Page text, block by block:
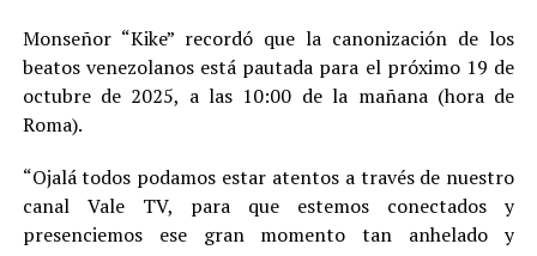
Monseñor “Kike” recordó que la canonización de los
beatos venezolanos está pautada para el próximo 19 de
octubre de 2025, a las 10:00 de la mañana (hora de
Roma).
“Ojalá todos podamos estar atentos a través de nuestro
canal Vale TV, para que estemos conectados y
presenciemos ese gran momento tan anhelado y